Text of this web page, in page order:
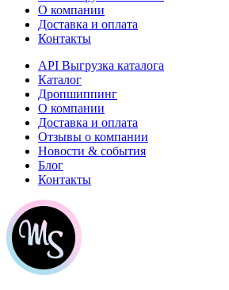
О компании
Доставка и оплата
Контакты
API Выгрузка каталога
Каталог
Дропшиппинг
О компании
Доставка и оплата
Отзывы о компании
Новости & события
Блог
Контакты